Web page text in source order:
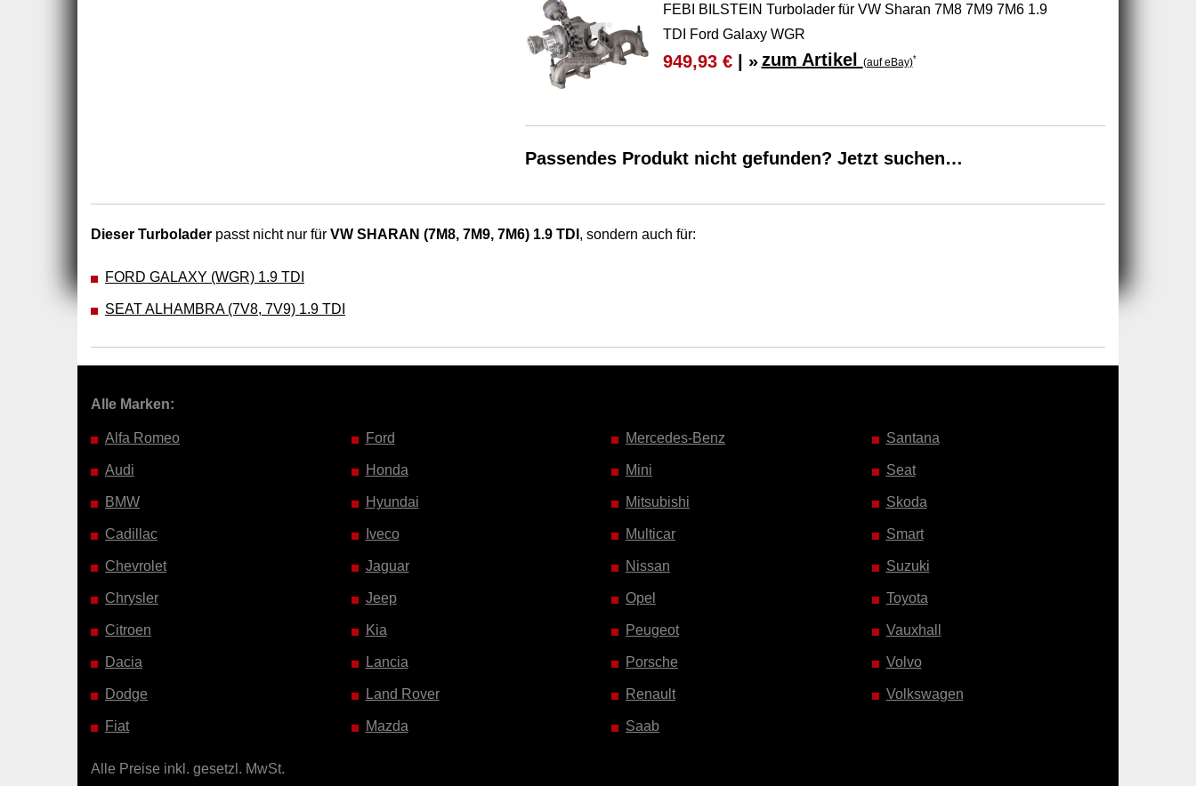
FEBI BILSTEIN Turbolader für VW Sharan 7M8 7M9 7M6 1.9
TDI Ford Galaxy WGR
949,93 €| » zum Artikel (auf eBay)*
Passendes Produkt nicht gefunden? Jetzt suchen…
Dieser Turbolader passt nicht nur für VW SHARAN (7M8, 7M9, 7M6) 1.9 TDI , sondern auch für:
FORD GALAXY (WGR) 1.9 TDI
SEAT ALHAMBRA (7V8, 7V9) 1.9 TDI
Alle Marken:
Alfa Romeo
Audi
BMW
Cadillac
Chevrolet
Chrysler
Citroen
Dacia
Dodge
Fiat
Ford
Honda
Hyundai
Iveco
Jaguar
Jeep
Kia
Lancia
Land Rover
Mazda
Mercedes-Benz
Mini
Mitsubishi
Multicar
Nissan
Opel
Peugeot
Porsche
Renault
Saab
Santana
Seat
Skoda
Smart
Suzuki
Toyota
Vauxhall
Volvo
Volkswagen
Alle Preise inkl. gesetzl. MwSt.